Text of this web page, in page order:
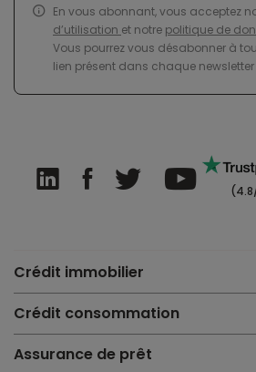
En vous abonnant, vous acceptez
d’utilisation et notre politique de
Vous pourrez vous désabonner à
lien présent dans chaque
Crédit immobilier
Crédit consommation
Assurance de prêt